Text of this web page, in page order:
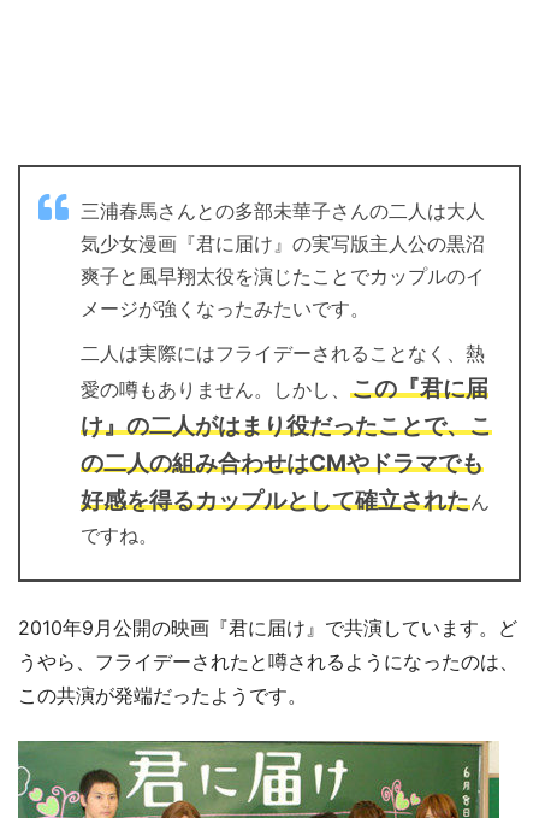
三浦春馬さんとの多部未華子さんの二人は大人
気少女漫画『君に届け』の実写版主人公の黒沼
爽子と風早翔太役を演じたことでカップルのイ
メージが強くなったみたいです。
二人は実際にはフライデーされることなく、熱
愛の噂もありません。しかし、 この『君に届
け』の二人がはまり役だったことで、こ
の二人の組み合わせはCMやドラマでも
好感を得るカップルとして確立されたん
ですね。
2010年9月公開の映画『君に届け』で共演しています。ど
うやら、フライデーされたと噂されるようになったのは、
この共演が発端だったようです。